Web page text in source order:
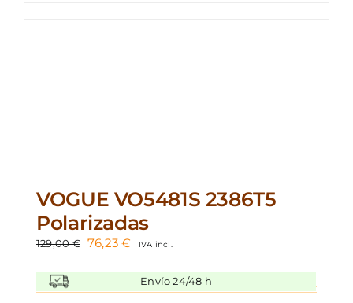
VOGUE VO5481S 2386T5
Polarizadas
129,00€ El
era:
76,23€El
actual
es:
IVA incl.
Envío 24/48 h